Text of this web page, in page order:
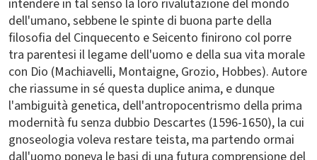
intendere in tal senso la loro rivalutazione del mondo
dell'umano, sebbene le spinte di buona parte della
filosofia del Cinquecento e Seicento finirono col porre
tra parentesi il legame dell'uomo e della sua vita morale
con Dio (Machiavelli, Montaigne, Grozio, Hobbes). Autore
che riassume in sé questa duplice anima, e dunque
l'ambiguità genetica, dell'antropocentrismo della prima
modernità fu senza dubbio Descartes (1596-1650), la cui
gnoseologia voleva restare teista, ma partendo ormai